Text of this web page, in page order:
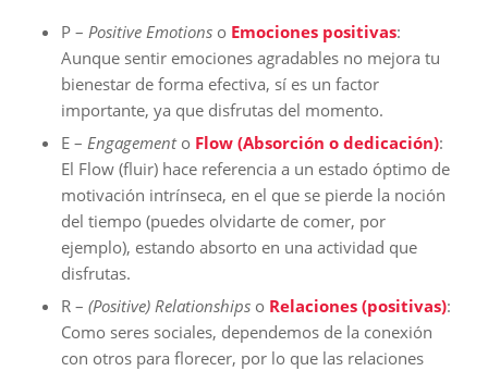
P – Positive Emotionso Emociones positivas:
Aunque sentir emociones agradables no mejora tu
bienestar de forma efectiva, sí es un factor
importante, ya que disfrutas del momento.
E – Engagemento Flow (Absorción o dedicación):
El Flow (fluir) hace referencia a un estado óptimo de
motivación intrínseca, en el que se pierde la noción
del tiempo (puedes olvidarte de comer, por
ejemplo), estando absorto en una actividad que
disfrutas.
R – (Positive) Relationshipso Relaciones (positivas):
Como seres sociales, dependemos de la conexión
con otros para florecer, por lo que las relaciones